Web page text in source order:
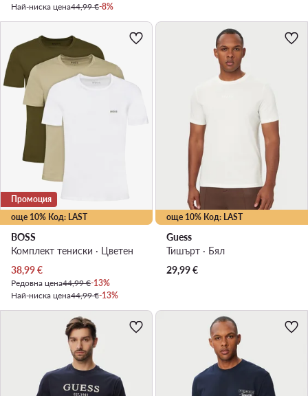
Най-ниска цена44,99 €-8%
още 10% Код: LAST
Промоция
BOSS
Комплект тениски · Цветен
Актуална цена
38,99€
Редовна цена44,99 €-13%
Най-ниска цена44,99 €-13%
още 10% Код: LAST
Guess
Тишърт · Бял
29,99€